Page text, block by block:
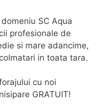
SC Aqua
profesionale de
si mare adancime,
in toata tara.
cu noi
GRATUIT!